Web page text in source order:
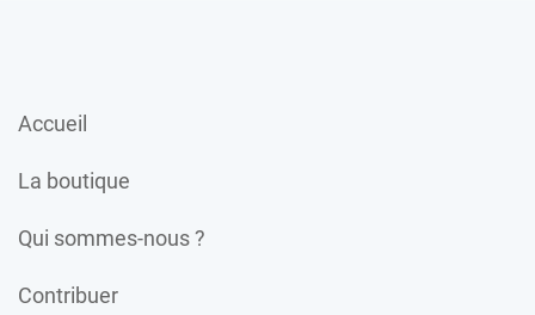
Accueil
La boutique
Qui sommes-nous ?
Contribuer